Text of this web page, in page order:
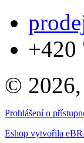
+420
© 2026,
Prohlášení o
Eshop vytvořila